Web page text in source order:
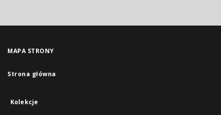
MAPA STRONY
Strona główna
Kolekcje